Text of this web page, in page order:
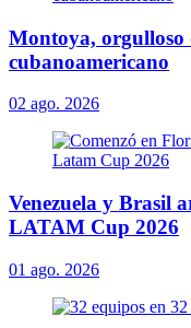
Montoya,
cubanoamericano
02 ago. 2026
Venezuela y Brasil
LATAM Cup 2026
01 ago. 2026